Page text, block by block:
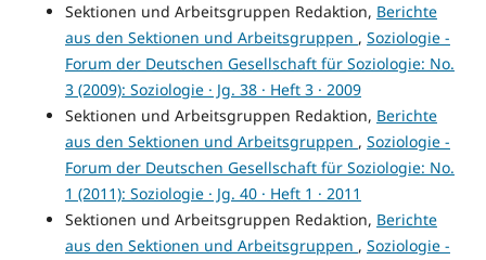
Sektionen und Arbeitsgruppen Redaktion, Berichte
aus den Sektionen und Arbeitsgruppen , Soziologie -
Forum der Deutschen Gesellschaft für Soziologie: No.
3 (2009): Soziologie · Jg. 38 · Heft 3 · 2009
Sektionen und Arbeitsgruppen Redaktion, Berichte
aus den Sektionen und Arbeitsgruppen , Soziologie -
Forum der Deutschen Gesellschaft für Soziologie: No.
1 (2011): Soziologie · Jg. 40 · Heft 1 · 2011
Sektionen und Arbeitsgruppen Redaktion, Berichte
aus den Sektionen und Arbeitsgruppen , Soziologie -